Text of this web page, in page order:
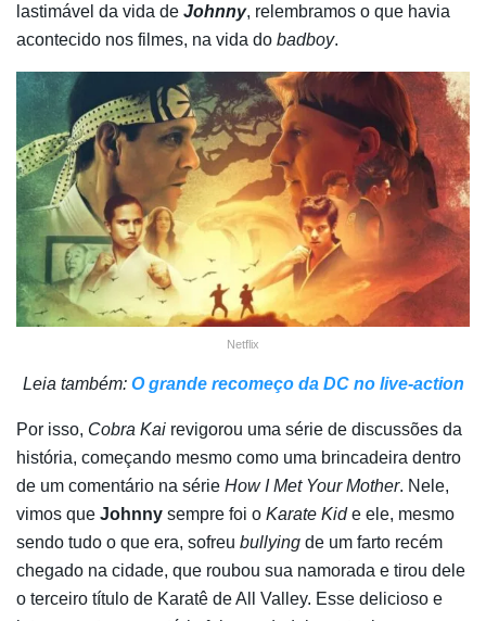
lastimável da vida de Johnny, relembramos o que havia
acontecido nos filmes, na vida do badboy.
Netflix
Leia também: O grande recomeço da DC no live-action
Por isso, Cobra Kai revigorou uma série de discussões da
história, começando mesmo como uma brincadeira dentro
de um comentário na série How I Met Your Mother. Nele,
vimos que Johnny sempre foi o Karate Kide ele, mesmo
sendo tudo o que era, sofreu bullying de um farto recém
chegado na cidade, que roubou sua namorada e tirou dele
o terceiro título de Karatê de All Valley. Esse delicioso e